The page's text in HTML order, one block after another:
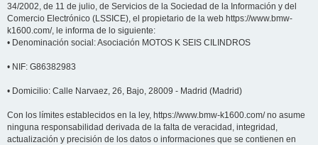
34/2002, de 11 de julio, de Servicios de la Sociedad de la Información y del
Comercio Electrónico (LSSICE), el propietario de la web https://www.bmw-
k1600.com/, le informa de lo siguiente:
• Denominación social: Asociación MOTOS K SEIS CILINDROS
• NIF: G86382983
• Domicilio: Calle Narvaez, 26, Bajo, 28009 - Madrid (Madrid)
Con los límites establecidos en la ley, https://www.bmw-k1600.com/ no asume
ninguna responsabilidad derivada de la falta de veracidad, integridad,
actualización y precisión de los datos o informaciones que se contienen en